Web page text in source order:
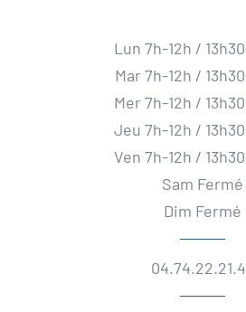
Lun 7h-12h /
Mar 7h-12h /
Mer 7h-12h /
Jeu 7h-12h /
Ven 7h-12h /
Sam Fermé
Dim Fermé